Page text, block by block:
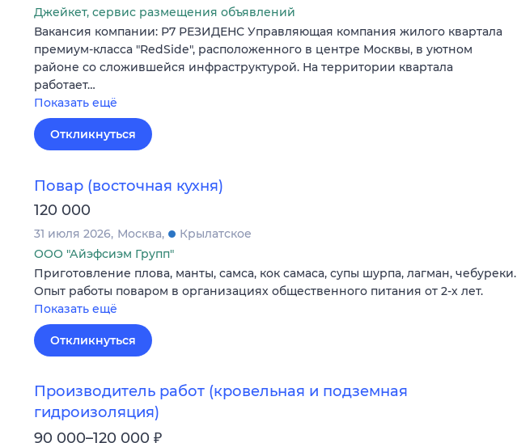
Джейкет, сервис размещения объявлений
Вакансия компании: Р7 РЕЗИДЕНС Управляющая компания жилого квартала
премиум-класса "RedSide", расположенного в центре Москвы, в уютном
районе со сложившейся инфраструктурой. На территории квартала
работает…
Показать ещё
Откликнуться
Повар (восточная кухня)
120 000
31 июля 2026 Москва
Крылатское
ООО "Айэфсиэм Групп"
Приготовление плова, манты, самса, кок самаса, супы шурпа, лагман, чебуреки.
Опыт работы поваром в организациях общественного питания от 2-х лет.
Показать ещё
Откликнуться
Производитель работ (кровельная и подземная
гидроизоляция)
90 000–120 000 ₽